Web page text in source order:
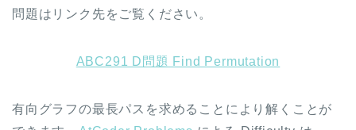
問題はリンク先をご覧ください。
ABC291 D問題 Find Permutation
有向グラフの最長パスを求めることにより解くことが